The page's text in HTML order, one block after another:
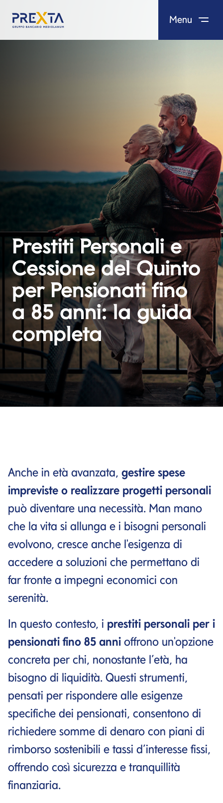
Salta al contenuto
Menu
Prestiti Personali e
Cessione del Quinto
per Pensionati fino
a 85 anni: la guida
completa
Anche in età avanzata, gestire spese
impreviste o realizzare progetti personali
può diventare una necessità. Man mano
che la vita si allunga e i bisogni personali
evolvono, cresce anche l'esigenza di
accedere a soluzioni che permettano di
far fronte a impegni economici con
serenità.
In questo contesto, i prestiti personali per i
pensionati fino 85 anni offrono un'opzione
concreta per chi, nonostante l’età, ha
bisogno di liquidità. Questi strumenti,
pensati per rispondere alle esigenze
specifiche dei pensionati, consentono di
richiedere somme di denaro con piani di
rimborso sostenibili e tassi d’interesse fissi,
offrendo così sicurezza e tranquillità
finanziaria.